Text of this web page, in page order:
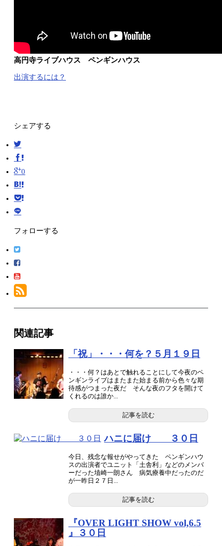
高円寺ライブハウス ペンギンハウス
出演するには？
シェアする
0
フォローする
関連記事
「祝」・・・何を？５月１９日
・・・何？はあとで触れることにして今夜のペ
ンギンライブはまたまた始まる前から色々な期
待感がつまった夜だ そんな夜のフタを開けて
くれるのは誰か...
記事を読む
ハニに届け ３０日
今日、残念な報せがやってきた ペンギンハウ
スの出演者でユニット「土舎利」などのメンバ
ーだった埴崎一朗さん 病気療養中だったのだ
が一昨日２７日...
記事を読む
『OVER LIGHT SHOW vol,6.5
』３０日